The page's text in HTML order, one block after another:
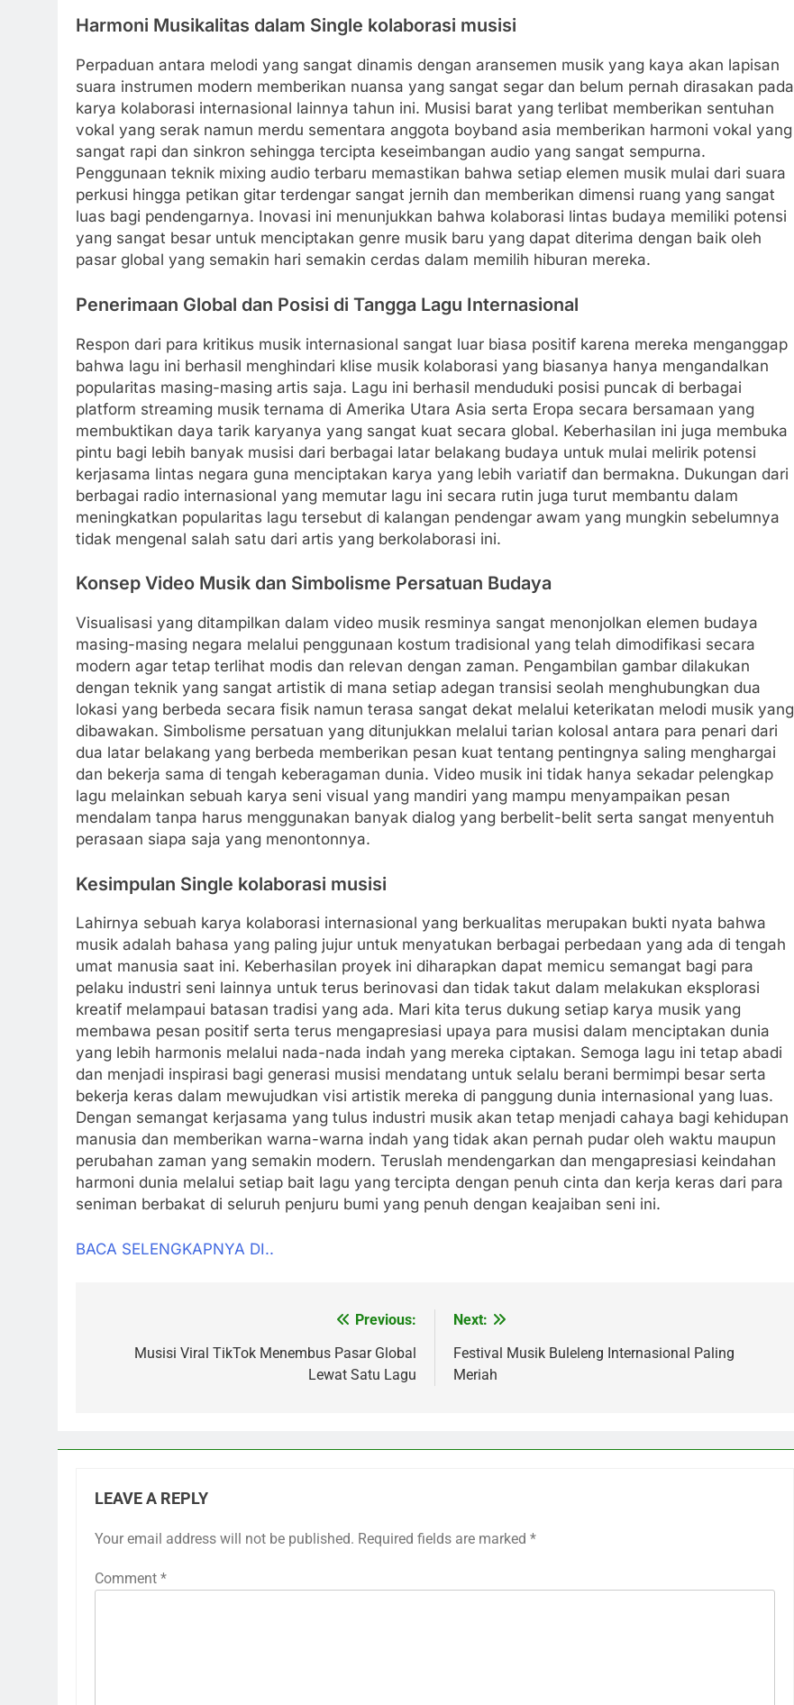
Harmoni Musikalitas dalam Single kolaborasi musisi
Perpaduan antara melodi yang sangat dinamis dengan aransemen musik yang kaya akan lapisan
suara instrumen modern memberikan nuansa yang sangat segar dan belum pernah dirasakan pada
karya kolaborasi internasional lainnya tahun ini. Musisi barat yang terlibat memberikan sentuhan
vokal yang serak namun merdu sementara anggota boyband asia memberikan harmoni vokal yang
sangat rapi dan sinkron sehingga tercipta keseimbangan audio yang sangat sempurna.
Penggunaan teknik mixing audio terbaru memastikan bahwa setiap elemen musik mulai dari suara
perkusi hingga petikan gitar terdengar sangat jernih dan memberikan dimensi ruang yang sangat
luas bagi pendengarnya. Inovasi ini menunjukkan bahwa kolaborasi lintas budaya memiliki potensi
yang sangat besar untuk menciptakan genre musik baru yang dapat diterima dengan baik oleh
pasar global yang semakin hari semakin cerdas dalam memilih hiburan mereka.
Penerimaan Global dan Posisi di Tangga Lagu Internasional
Respon dari para kritikus musik internasional sangat luar biasa positif karena mereka menganggap
bahwa lagu ini berhasil menghindari klise musik kolaborasi yang biasanya hanya mengandalkan
popularitas masing-masing artis saja. Lagu ini berhasil menduduki posisi puncak di berbagai
platform streaming musik ternama di Amerika Utara Asia serta Eropa secara bersamaan yang
membuktikan daya tarik karyanya yang sangat kuat secara global. Keberhasilan ini juga membuka
pintu bagi lebih banyak musisi dari berbagai latar belakang budaya untuk mulai melirik potensi
kerjasama lintas negara guna menciptakan karya yang lebih variatif dan bermakna. Dukungan dari
berbagai radio internasional yang memutar lagu ini secara rutin juga turut membantu dalam
meningkatkan popularitas lagu tersebut di kalangan pendengar awam yang mungkin sebelumnya
tidak mengenal salah satu dari artis yang berkolaborasi ini.
Konsep Video Musik dan Simbolisme Persatuan Budaya
Visualisasi yang ditampilkan dalam video musik resminya sangat menonjolkan elemen budaya
masing-masing negara melalui penggunaan kostum tradisional yang telah dimodifikasi secara
modern agar tetap terlihat modis dan relevan dengan zaman. Pengambilan gambar dilakukan
dengan teknik yang sangat artistik di mana setiap adegan transisi seolah menghubungkan dua
lokasi yang berbeda secara fisik namun terasa sangat dekat melalui keterikatan melodi musik yang
dibawakan. Simbolisme persatuan yang ditunjukkan melalui tarian kolosal antara para penari dari
dua latar belakang yang berbeda memberikan pesan kuat tentang pentingnya saling menghargai
dan bekerja sama di tengah keberagaman dunia. Video musik ini tidak hanya sekadar pelengkap
lagu melainkan sebuah karya seni visual yang mandiri yang mampu menyampaikan pesan
mendalam tanpa harus menggunakan banyak dialog yang berbelit-belit serta sangat menyentuh
perasaan siapa saja yang menontonnya.
Kesimpulan Single kolaborasi musisi
Lahirnya sebuah karya kolaborasi internasional yang berkualitas merupakan bukti nyata bahwa
musik adalah bahasa yang paling jujur untuk menyatukan berbagai perbedaan yang ada di tengah
umat manusia saat ini. Keberhasilan proyek ini diharapkan dapat memicu semangat bagi para
pelaku industri seni lainnya untuk terus berinovasi dan tidak takut dalam melakukan eksplorasi
kreatif melampaui batasan tradisi yang ada. Mari kita terus dukung setiap karya musik yang
membawa pesan positif serta terus mengapresiasi upaya para musisi dalam menciptakan dunia
yang lebih harmonis melalui nada-nada indah yang mereka ciptakan. Semoga lagu ini tetap abadi
dan menjadi inspirasi bagi generasi musisi mendatang untuk selalu berani bermimpi besar serta
bekerja keras dalam mewujudkan visi artistik mereka di panggung dunia internasional yang luas.
Dengan semangat kerjasama yang tulus industri musik akan tetap menjadi cahaya bagi kehidupan
manusia dan memberikan warna-warna indah yang tidak akan pernah pudar oleh waktu maupun
perubahan zaman yang semakin modern. Teruslah mendengarkan dan mengapresiasi keindahan
harmoni dunia melalui setiap bait lagu yang tercipta dengan penuh cinta dan kerja keras dari para
seniman berbakat di seluruh penjuru bumi yang penuh dengan keajaiban seni ini.
BACA SELENGKAPNYA DI..
navigation
Previous:
Musisi Viral TikTok Menembus Pasar Global
Lewat Satu Lagu
Next:
Festival Musik Buleleng Internasional Paling
Meriah
LEAVE A REPLY
Your email address will not be published. Required fields are marked *
Comment *